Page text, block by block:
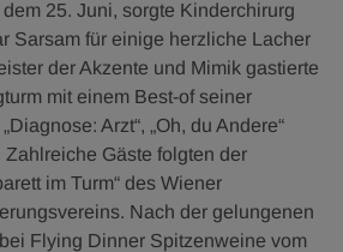
25. Juni, sorgte Kinderchirurg
Sarsam für einige herzliche Lacher
der Akzente und Mimik gastierte
mit einem Best-of seiner
Arzt“, „Oh, du Andere“
Zahlreiche Gäste folgten der
im Turm“ des Wiener
Nach der gelungenen
Flying Dinner Spitzenweine vom